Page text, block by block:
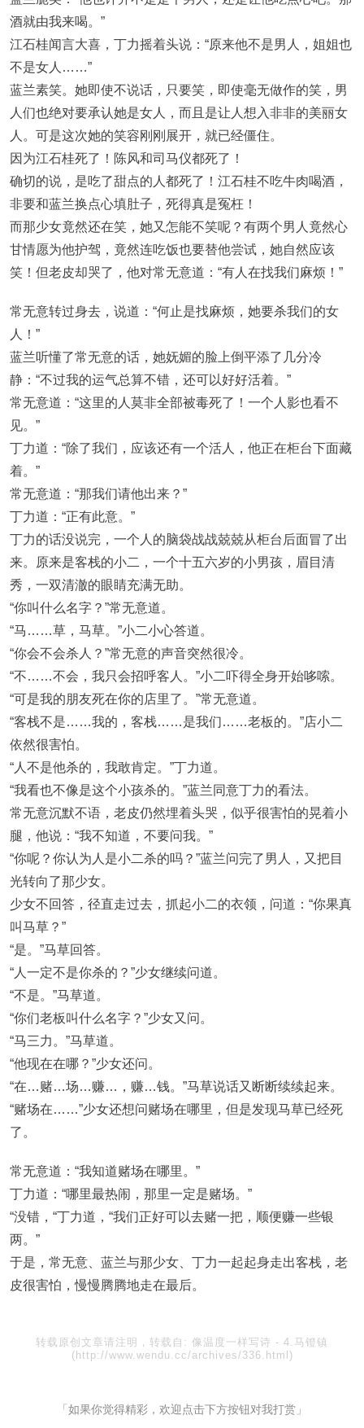
酒就由我来喝。”
江石桂闻言大喜，丁力摇着头说：“原来他不是男人，姐姐也
不是女人……”
蓝兰素笑。她即使不说话，只要笑，即使毫无做作的笑，男
人们也绝对要承认她是女人，而且是让人想入非非的美丽女
人。可是这次她的笑容刚刚展开，就已经僵住。
因为江石桂死了！陈风和司马仪都死了！
确切的说，是吃了甜点的人都死了！江石桂不吃牛肉喝酒，
非要和蓝兰换点心填肚子，死得真是冤枉！
而那少女竟然还在笑，她又怎能不笑呢？有两个男人竟然心
甘情愿为他护驾，竟然连吃饭也要替他尝试，她自然应该
笑！但老皮却哭了，他对常无意道：“有人在找我们麻烦！”
常无意转过身去，说道：“何止是找麻烦，她要杀我们的女
人！”
蓝兰听懂了常无意的话，她妩媚的脸上倒平添了几分冷
静：“不过我的运气总算不错，还可以好好活着。”
常无意道：“这里的人莫非全部被毒死了！一个人影也看不
见。”
丁力道：“除了我们，应该还有一个活人，他正在柜台下面藏
着。”
常无意道：“那我们请他出来？”
丁力道：“正有此意。”
丁力的话没说完，一个人的脑袋战战兢兢从柜台后面冒了出
来。原来是客栈的小二，一个十五六岁的小男孩，眉目清
秀，一双清澈的眼睛充满无助。
“你叫什么名字？”常无意道。
“马……草，马草。”小二小心答道。
“你会不会杀人？”常无意的声音突然很冷。
“不……不会，我只会招呼客人。”小二吓得全身开始哆嗦。
“可是我的朋友死在你的店里了。”常无意道。
“客栈不是……我的，客栈……是我们……老板的。”店小二
依然很害怕。
“人不是他杀的，我敢肯定。”丁力道。
“我看也不像是这个小孩杀的。”蓝兰同意丁力的看法。
常无意沉默不语，老皮仍然埋着头哭，似乎很害怕的晃着小
腿，他说：“我不知道，不要问我。”
“你呢？你认为人是小二杀的吗？”蓝兰问完了男人，又把目
光转向了那少女。
少女不回答，径直走过去，抓起小二的衣领，问道：“你果真
叫马草？”
“是。”马草回答。
“人一定不是你杀的？”少女继续问道。
“不是。”马草道。
“你们老板叫什么名字？”少女又问。
“马三力。”马草道。
“他现在在哪？”少女还问。
“在…赌…场…赚…，赚…钱。”马草说话又断断续续起来。
“赌场在……”少女还想问赌场在哪里，但是发现马草已经死
了。
常无意道：“我知道赌场在哪里。”
丁力道：“哪里最热闹，那里一定是赌场。”
“没错，“丁力道，“我们正好可以去赌一把，顺便赚一些银
两。”
于是，常无意、蓝兰与那少女、丁力一起起身走出客栈，老
皮很害怕，慢慢腾腾地走在最后。
转载原创文章请注明，转载自: 像温度一样写诗 - 4.马镫镇
(http://www.wendu.cc/archives/336.html)
「如果你觉得精彩，欢迎点击下方按钮对我打赏」